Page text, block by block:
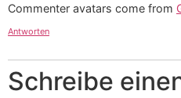
Commenter avatars come from
Antworten
Schreibe